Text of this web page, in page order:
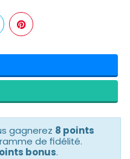
gagnerez 8 points
de fidélité.
bonus.